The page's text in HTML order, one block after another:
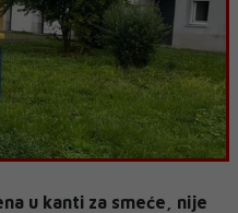
u kanti za smeće, nije